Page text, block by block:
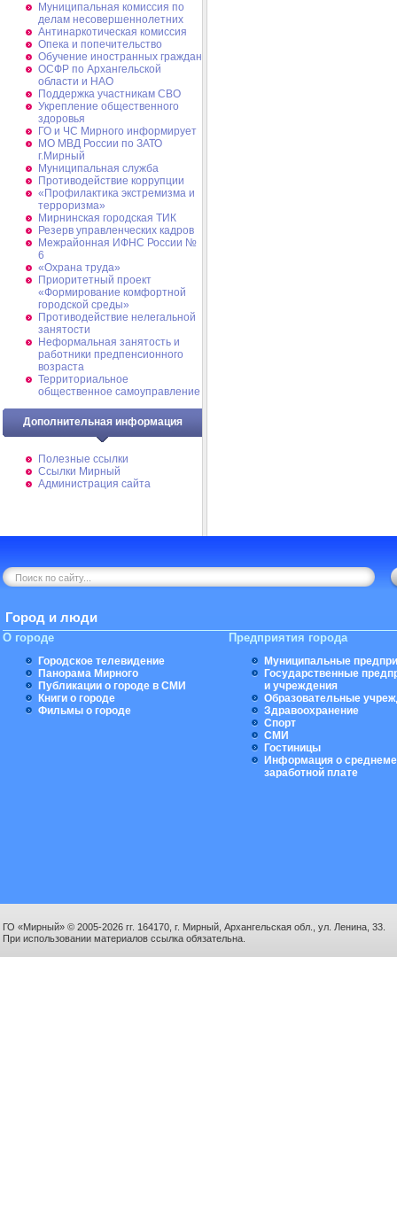
Муниципальная комиссия по
делам несовершеннолетних
Антинаркотическая комиссия
Опека и попечительство
Обучение иностранных граждан
ОСФР по Архангельской
области и НАО
Поддержка участникам СВО
Укрепление общественного
здоровья
ГО и ЧС Мирного информирует
МО МВД России по ЗАТО
г.Мирный
Муниципальная cлужба
Противодействие коррупции
«Профилактика экстремизма и
терроризма»
Мирнинская городская ТИК
Резерв управленческих кадров
Межрайонная ИФНС России №
6
«Охрана труда»
Приоритетный проект
«Формирование комфортной
городской среды»
Противодействие нелегальной
занятости
Неформальная занятость и
работники предпенсионного
возраста
Территориальное
общественное самоуправление
Дополнительная информация
Полезные ссылки
Ссылки Мирный
Администрация сайта
Город и люди
О городе
Городское телевидение
Панорама Мирного
Публикации о городе в СМИ
Книги о городе
Фильмы о городе
Предприятия города
Муниципальные
Государственные
и учреждения
Образовательные
Здравоохранение
Спорт
СМИ
Гостиницы
Информация о
заработной плате
ГО «Мирный» © 2005-2026 гг. 164170, г. Мирный, Архангельская обл., ул. Ленина, 33.
При использовании материалов ссылка обязательна.